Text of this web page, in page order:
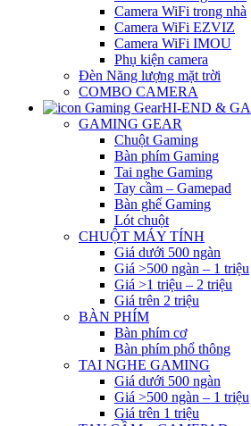
Camera WiFi trong nhà
Camera WiFi EZVIZ
Camera WiFi IMOU
Phụ kiện camera
Đèn Năng lượng mặt trời
COMBO CAMERA
HI-END &
GAMING GEAR
Chuột Gaming
Bàn phím Gaming
Tai nghe Gaming
Tay cầm – Gamepad
Bàn ghế Gaming
Lót chuột
CHUỘT MÁY TÍNH
Giá dưới 500 ngàn
Giá >500 ngàn – 1 triệu
Giá >1 triệu – 2 triệu
Giá trên 2 triệu
BÀN PHÍM
Bàn phím cơ
Bàn phím phổ thông
TAI NGHE GAMING
Giá dưới 500 ngàn
Giá >500 ngàn – 1 triệu
Giá trên 1 triệu